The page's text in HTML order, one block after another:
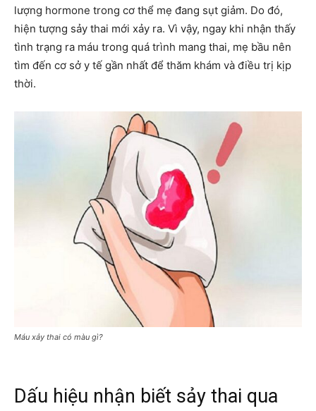
lượng hormone trong cơ thể mẹ đang sụt giảm. Do đó,
hiện tượng sảy thai mới xảy ra. Vì vậy, ngay khi nhận thấy
tình trạng ra máu trong quá trình mang thai, mẹ bầu nên
tìm đến cơ sở y tế gần nhất để thăm khám và điều trị kịp
thời.
Máu xảy thai có màu gì?
Dấu hiệu nhận biết sảy thai qua